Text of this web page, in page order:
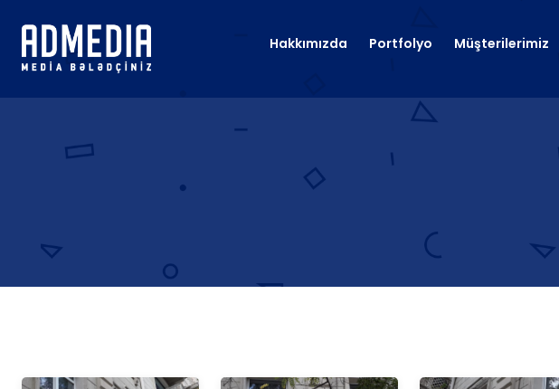
Hakkımızda Portfolyo Müşterilerimiz